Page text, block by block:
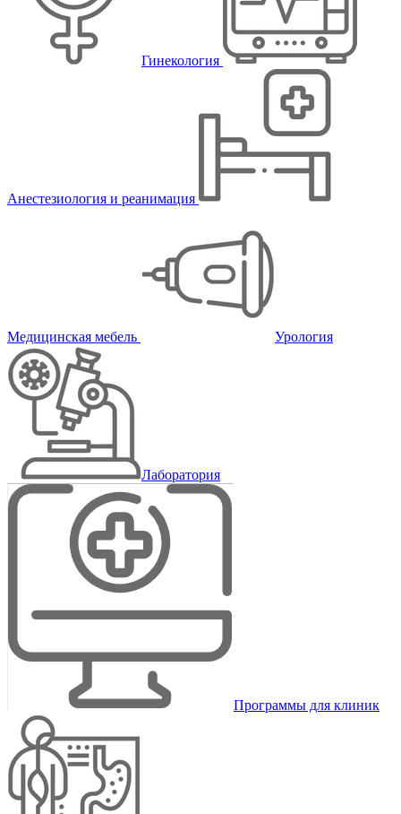
Гинекология
Анестезиология и реанимация
Медицинская мебель Урология
Лаборатория
Программы для клиник